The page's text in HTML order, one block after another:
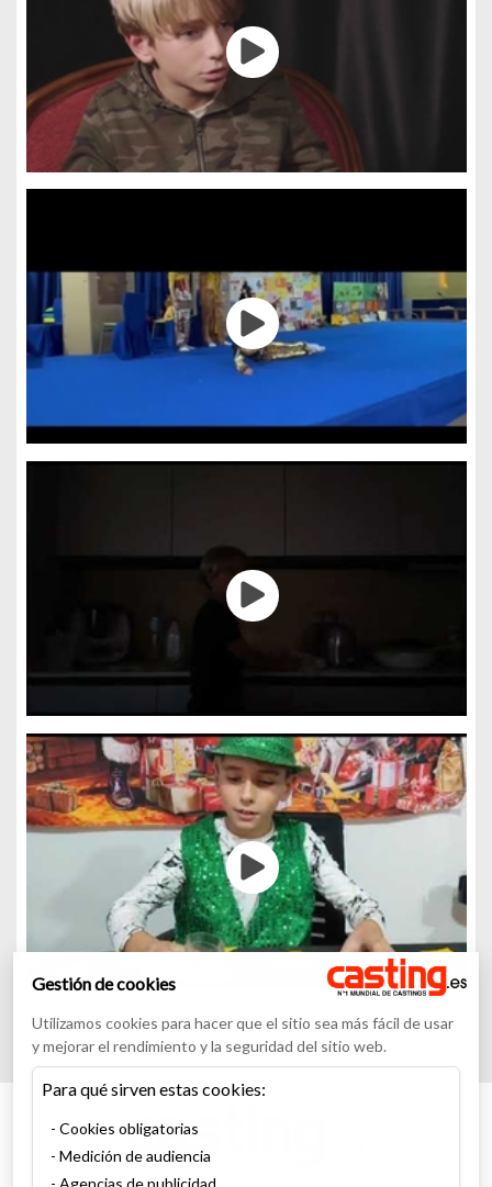
Gestión de cookies
Utilizamos cookies para hacer que el sitio sea más fácil de usar
y mejorar el rendimiento y la seguridad del sitio web.
Para qué sirven estas cookies:
Cookies obligatorias
Medición de audiencia
Agencias de publicidad